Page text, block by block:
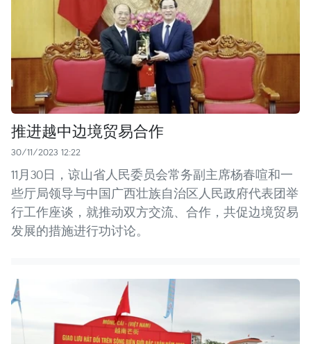
推进越中边境贸易合作
30/11/2023 12:22
11月30日，谅山省人民委员会常务副主席杨春喧和一
些厅局领导与中国广西壮族自治区人民政府代表团举
行工作座谈，就推动双方交流、合作，共促边境贸易
发展的措施进行功讨论。